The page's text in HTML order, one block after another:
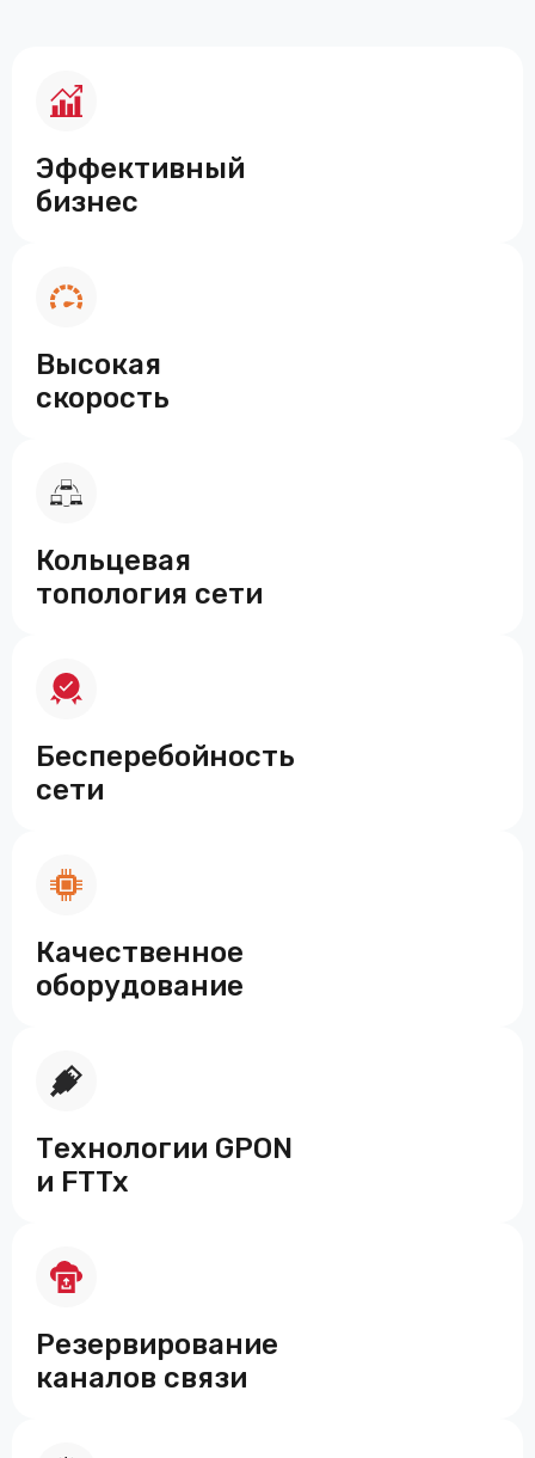
Эффективный
бизнес
Высокая
скорость
Кольцевая
топология сети
Бесперебойность
сети
Качественное
оборудование
Технологии GPON
и FTTx
Резервирование
каналов связи